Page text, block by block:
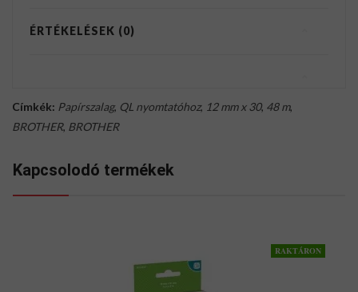
ÉRTÉKELÉSEK (0)
Címkék: Papírszalag, QL nyomtatóhoz, 12 mm x 30, 48 m,
BROTHER, BROTHER
Kapcsolodó termékek
RAKTÁRON